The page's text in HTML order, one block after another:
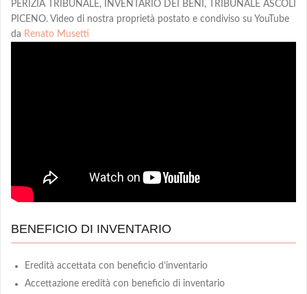
PERIZIA TRIBUNALE, INVENTARIO DEI BENI, TRIBUNALE ASCOLI
PICENO. Video di nostra proprietà postato e condiviso su YouTube
da Renato Musetti
BENEFICIO DI INVENTARIO
Eredità accettata con beneficio d’inventario
Accettazione eredità con beneficio di inventario